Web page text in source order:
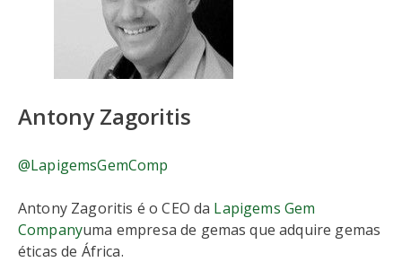
Antony Zagoritis
@LapigemsGemComp
Antony Zagoritis é o CEO da Lapigems Gem
Companyuma empresa de gemas que adquire gemas
éticas de África.